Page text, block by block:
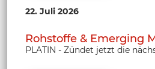
22. Juli 2026
Rohstoffe & Emerging
PLATIN - Zündet jetzt die